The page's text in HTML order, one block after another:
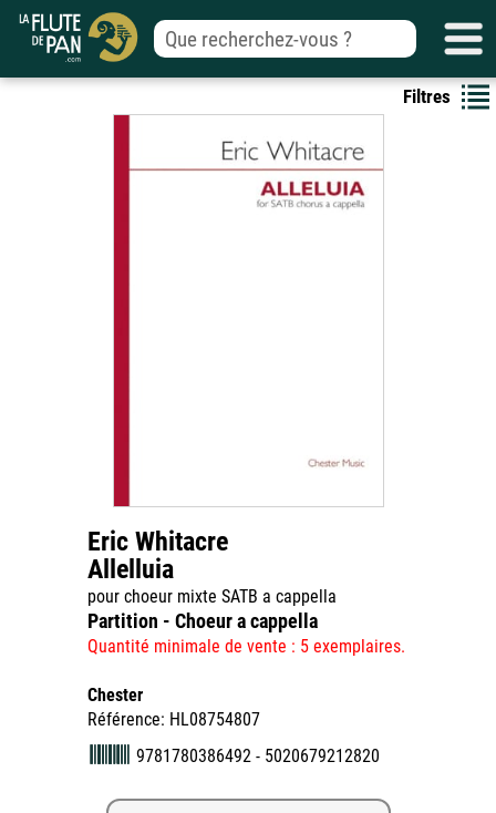
Filtres
Eric Whitacre
Allelluia
pour choeur mixte SATB a cappella
Partition - Choeur a cappella
Quantité minimale de vente : 5 exemplaires.
Chester
Référence: HL08754807
9781780386492 - 5020679212820